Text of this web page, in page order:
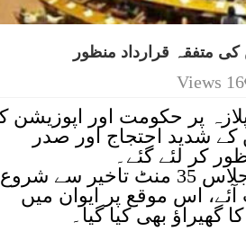
متفقہ قرارداد منظور
16 Views
پر حکومت اور اپوزیشن
کے شدید احتجاج اور صدر
کر لئے گئے۔
سپیکر ایاز صادق کی زیر صدارت پارلیمنٹ کا مشترکہ اجلاس 35 منٹ تاخیر سے شروع
اس موقع پر ایوان میں
بھی کیا گیا۔